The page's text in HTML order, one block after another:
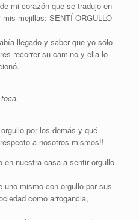
mi corazón que se tradujo en
mejillas: SENTÍ ORGULLO
llegado y saber que yo sólo
recorrer su camino y ella lo
por los demás y qué
a nosotros mismos!!
en nuestra casa a sentir orgullo
uno mismo con orgullo por sus
como arrogancia,